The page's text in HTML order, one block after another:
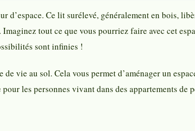
d’espace. Ce lit surélevé, généralement en bois,
tout ce que vous pourriez faire avec cet
sont infinies !
vie au sol. Cela vous permet d’aménager un
les personnes vivant dans des appartements de